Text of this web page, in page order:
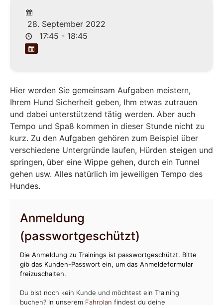
28. September 2022
17:45 - 18:45
Hier werden Sie gemeinsam Aufgaben meistern,
Ihrem Hund Sicherheit geben, Ihm etwas zutrauen
und dabei unterstützend tätig werden. Aber auch
Tempo und Spaß kommen in dieser Stunde nicht zu
kurz. Zu den Aufgaben gehören zum Beispiel über
verschiedene Untergründe laufen, Hürden steigen und
springen, über eine Wippe gehen, durch ein Tunnel
gehen usw. Alles natürlich im jeweiligen Tempo des
Hundes.
Anmeldung
(passwortgeschützt)
Die Anmeldung zu Trainings ist passwortgeschützt. Bitte
gib das Kunden-Passwort ein, um das Anmeldeformular
freizuschalten.
Du bist noch kein Kunde und möchtest ein Training
buchen? In unserem Fahrplan findest du deine